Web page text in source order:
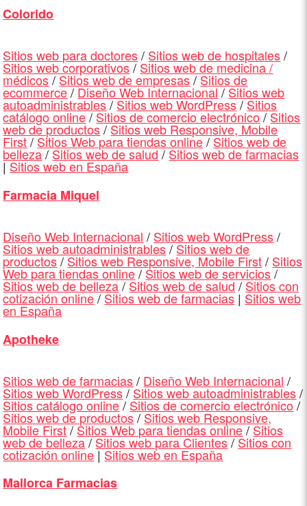
Colorido
Sitios web para doctores/ Sitios web de hospitales/
Sitios web corporativos/Sitios web de medicina /
médicos/Sitios web de empresas/Sitios de
ecommerce/Diseño Web Internacional/Sitios web
autoadministrables/Sitios web WordPress/Sitios
catálogo online/Sitios de comercio electrónico/Sitios
web de productos/Sitios web Responsive, Mobile
First/Sitios Web para tiendas online/Sitios web de
belleza/Sitios web de salud/Sitios web de farmacias
|Sitios web en España
Farmacia Miquel
Diseño Web Internacional / Sitios web WordPress/
Sitios web autoadministrables/Sitios web de
productos/Sitios web Responsive, Mobile First/ Sitios
Web para tiendas online/Sitios web de servicios/
Sitios web de belleza/Sitios web de salud/Sitios con
cotización online/Sitios web de farmacias| Sitios web
en España
Apotheke
Sitios web de farmacias/ Diseño Web Internacional /
Sitios web WordPress/Sitios web autoadministrables/
Sitios catálogo online/ Sitios de comercio electrónico/
Sitios web de productos/Sitios web Responsive,
Mobile First/Sitios Web para tiendas online/Sitios
web de belleza/Sitios web para Clientes/Sitios con
cotización online|Sitios web en España
Mallorca Farmacias